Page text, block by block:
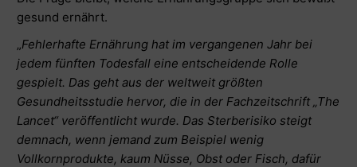
gesund ernährt.
„Fehlerhafte Ernährung hat im vergangenen Jahr bei
jedem fünften Todesfall eine entscheidende Rolle
gespielt. Das geht aus der weltweit größten
Gesundheitsstudie hervor, die in der Fachzeitschrift „The
Lancet“ veröffentlicht wurde. Das Sterberisiko steigt
demnach, wenn jemand zum Beispiel wenig
Vollkornprodukte, kaum Nüsse, Obst oder Fisch, dafür